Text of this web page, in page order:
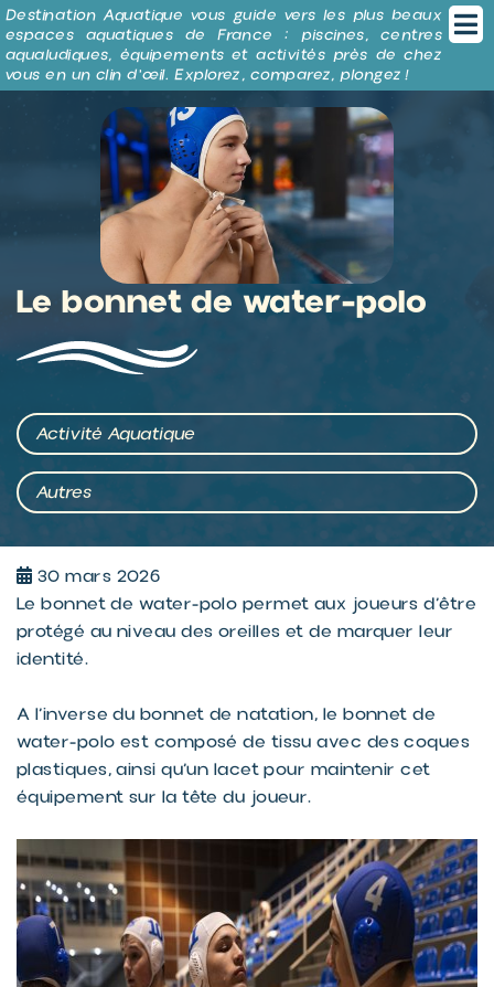
Destination Aquatique vous guide vers les plus beaux
espaces aquatiques de France : piscines, centres
aqualudiques, équipements et activités près de chez
vous en un clin d’œil. Explorez, comparez, plongez !
Le bonnet de water-polo
Activité Aquatique
Autres
30 mars 2026
Le bonnet de water-polo permet aux joueurs d’être
protégé au niveau des oreilles et de marquer leur
identité.
A l’inverse du bonnet de natation, le bonnet de
water-polo est composé de tissu avec des coques
plastiques, ainsi qu’un lacet pour maintenir cet
équipement sur la tête du joueur.
Panneau de gestion des cookies